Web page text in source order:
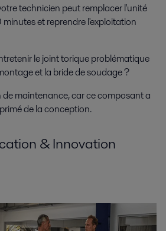
technicien peut remplacer l'unité
et reprendre l'exploitation
le joint torique problématique
et la bride de soudage ?
de maintenance, car ce composant a
de la conception.
& Innovation